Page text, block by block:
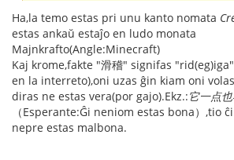
Ha,la temo estas pri unu kanto nomata
estas ankaŭ estaĵo en ludo monata
Majnkrafto(Angle:Minecraft)
Kaj krome,fakte "滑稽" signifas
en la interreto),oni uzas ĝin kiam oni
diras ne estas vera(por gajo).Ekz.:它一点
（Esperante:Ĝi neniom estas bona）,tio
nepre estas malbona.